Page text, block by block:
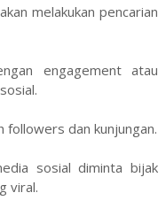
melakukan pencarian
engagement atau
followers dan kunjungan.
sosial diminta bijak
viral.